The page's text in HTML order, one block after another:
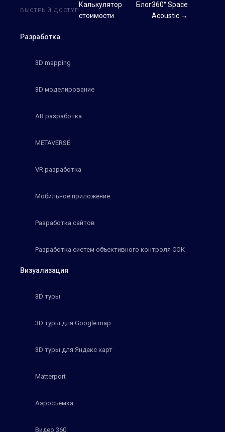
Разработка
3D mapping
3D моделирование
AR разработка
METAVERSE
VR разработка
Мобильное приложение
Разработка сайтов
Разработка систем объективного контроля СОК
Визуализация
3D туры
3D туры для Google map
3D туры для Яндекс карт
Matterport
Аэросъемка
Видео 360
БЫСТРЫЙ ДОСТУП
Калькулятор
стоимости
Блог360° Space
Acoustic →